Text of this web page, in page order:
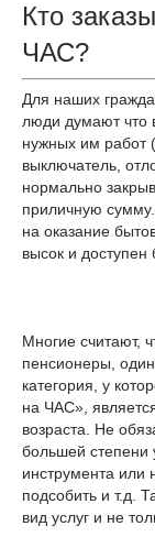
Кто
ЧАС?
Для наших
люди думают что
нужных им работ
выключатель,
нормально
приличную
на оказание
высок и
Многие считают,
пенсионеры,
категория, у
на ЧАС»,
возраста. Не
большей степени
инструмента или
подсобить и т.д.
вид услуг и не